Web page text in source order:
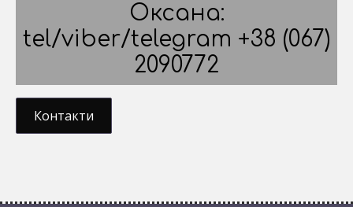
Оксана:
tel/viber/telegram +38 (067)
2090772
Контакти